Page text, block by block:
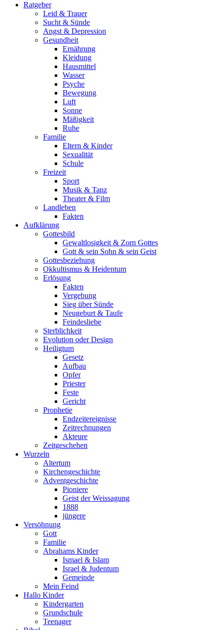
Ratgeber
Leid & Trauer
Sucht & Sünde
Angst & Depression
Gesundheit
Ernährung
Kleidung
Hausmittel
Wasser
Psyche
Bewegung
Luft
Sonne
Mäßigkeit
Ruhe
Familie
Eltern & Kinder
Sexualität
Schule
Freizeit
Sport
Musik & Tanz
Theater & Film
Landleben
Fakten
Aufklärung
Gottesbild
Gewaltlosigkeit & Zorn Gottes
Gott & sein Sohn & sein Geist
Gottesbeziehung
Okkultismus & Heidentum
Erlösung
Fakten
Vergebung
Sieg über Sünde
Neugeburt & Taufe
Feindesliebe
Sterblichkeit
Evolution oder Design
Heiligtum
Gesetz
Aufbau
Opfer
Priester
Feste
Gericht
Prophetie
Endzeitereignisse
Zeitrechnungen
Akteure
Zeitgeschehen
Wurzeln
Altertum
Kirchengeschichte
Adventgeschichte
Pioniere
Geist der Weissagung
1888
jüngere
Versöhnung
Gott
Familie
Abrahams Kinder
Ismael & Islam
Israel & Judentum
Gemeinde
Mein Feind
Hallo Kinder
Kindergarten
Grundschule
Teenager